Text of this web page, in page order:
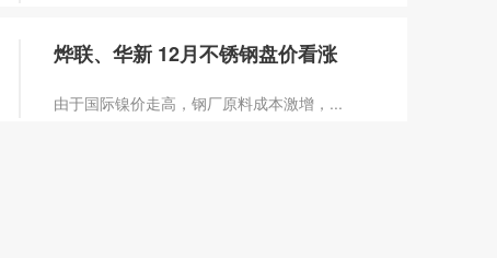
烨联、华新 12月不锈钢盘价看涨
由于国际镍价走高，钢厂原料成本激增，...